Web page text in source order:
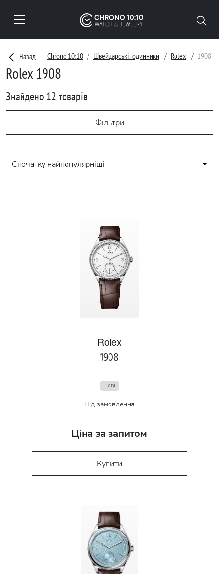
Назад Chrono 10:10 Швейцарські годинники Rolex 1908
Rolex 1908
Знайдено 12 товарів
Фільтри
Спочатку найпопулярніші
Rolex
1908
Нові
Під замовлення
Ціна за запитом
Купити